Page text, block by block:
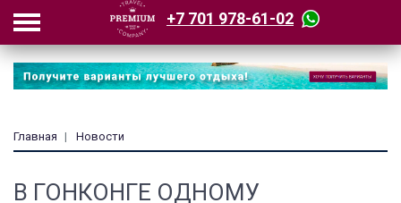
+7 701 978-61-02
Главная Новости
В ГОНКОНГЕ ОДНОМУ